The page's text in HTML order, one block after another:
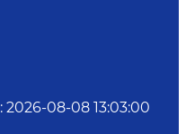
: 2026-08-08 13:03:00